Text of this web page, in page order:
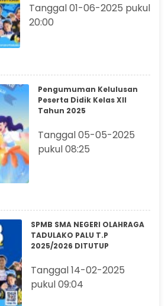
Tanggal 01-06-2025 pukul
20:00
Pengumuman Kelulusan
Peserta Didik Kelas XII
Tahun 2025
Tanggal 05-05-2025
pukul 08:25
SPMB SMA NEGERI OLAHRAGA
TADULAKO PALU T.P
2025/2026 DITUTUP
Tanggal 14-02-2025
pukul 09:04